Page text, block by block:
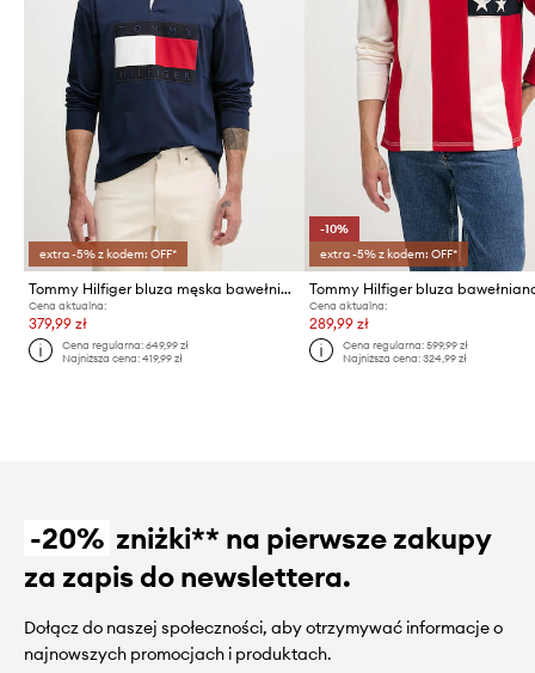
extra -5% z kodem: OFF*
Tommy Hilfiger bluza męska bawełniana
Cena aktualna:
379,99 zł
Cena regularna:649,99 zł
Najniższa cena:419,99 zł
-10%
extra -5% z kodem: OFF*
Tommy Hilfiger bluza
Cena aktualna:
289,99 zł
Cena regularna: 599,99 zł
Najniższa cena: 324,99 zł
-20% zniżki** na pierwsze zakupy
za zapis do newslettera.
Dołącz do naszej społeczności, aby otrzymywać informacje o
najnowszych promocjach i produktach.